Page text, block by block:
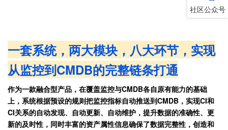
社区公众号
一套系统，两大模块，八大环节，实现
从监控到CMDB的完整链条打通
作为一款融合型产品，在覆盖监控与CMDB各自原有能力的基础
上，系统根据预设的规则把监控指标自动推送到CMDB，实现CI和
CI关系的自动发现、自动更新、自动维护，提升数据的准确性、更
新的及时性，同时丰富的资产属性信息确保了数据完整性，创造和